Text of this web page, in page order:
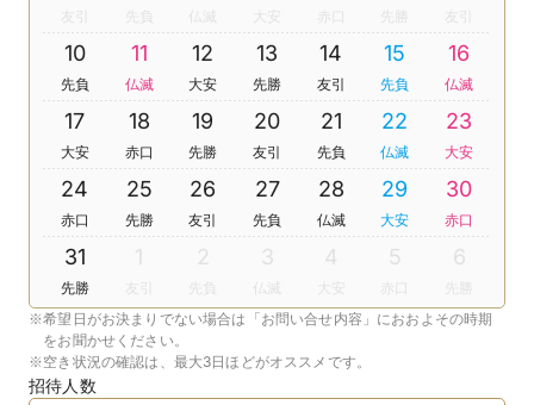
友引 先負 仏滅 大安 友引
10
先負
11
仏滅
12
大安
13
先勝
14
友引
15
先負
16
仏滅
17
大安
18
赤口
19
先勝
20
友引
21
先負
22
仏滅
23
大安
24
赤口
25
先勝
26
友引
27
先負
28
仏滅
29
大安
30
赤口
31
先勝
1
友引
2
先負
3
仏滅
4
大安
5 6
※希望日がお決まりでない場合は「お問い合せ内容」におおよその時期
をお聞かせください。
※空き状況の確認は、最大3日ほどがオススメです。
招待人数